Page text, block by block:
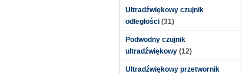
Ultradźwiękowy czujnik
odległości (31)
Podwodny czujnik
ultradźwiękowy (12)
Ultradźwiękowy przetwornik